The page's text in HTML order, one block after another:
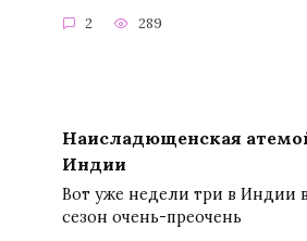
2 289
Наисладющенская
Индии
Вот уже недели три в Индии в
сезон очень-преочень